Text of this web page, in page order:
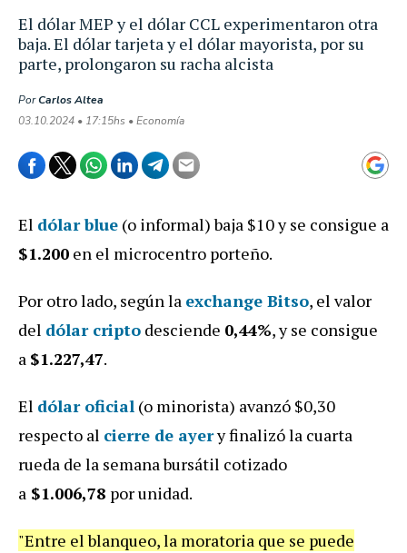
El dólar MEP y el dólar CCL experimentaron otra
baja. El dólar tarjeta y el dólar mayorista, por su
parte, prolongaron su racha alcista
PorCarlos Altea
03.10.2024 • 17:15hs • Economía
El dólar blue (o informal) baja $10 y se consigue a
$1.200 en el microcentro porteño.
Por otro lado, según la exchange Bitso, el valor
del dólar cripto desciende 0,44%, y se consigue
a $1.227,47.
El dólar oficial (o minorista) avanzó $0,30
respecto al cierre de ayery finalizó la cuarta
rueda de la semana bursátil cotizado
a $1.006,78 por unidad.
"Entre el blanqueo, la moratoria que se puede